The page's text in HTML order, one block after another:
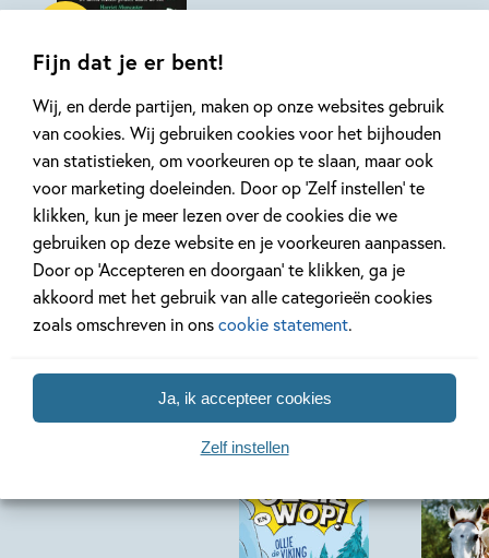
Fijn dat je er bent!
Wij, en derde partijen, maken op onze websites gebruik
van cookies. Wij gebruiken cookies voor het bijhouden
van statistieken, om voorkeuren op te slaan, maar ook
voor marketing doeleinden. Door op ‘Zelf instellen’ te
klikken, kun je meer lezen over de cookies die we
gebruiken op deze website en je voorkeuren aanpassen.
Door op ‘Accepteren en doorgaan’ te klikken, ga je
akkoord met het gebruik van alle categorieën cookies
zoals omschreven in onscookie statement.
Ja, ik accepteer cookies
Zelf instellen
Esmeralda 1 –
Esmeralda en de
Zeestoet
Harriet Muncaster
Bekijk ook eens